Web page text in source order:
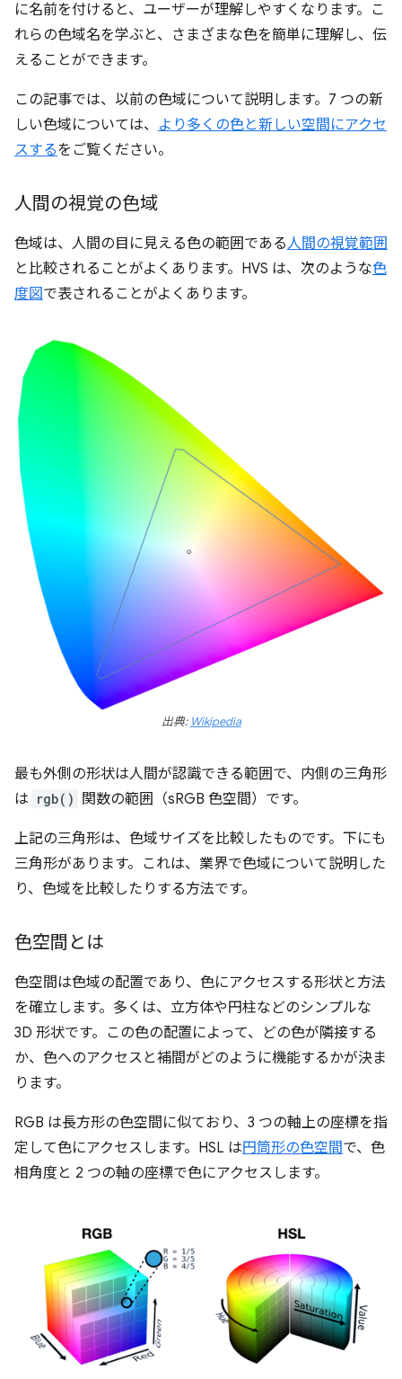
に名前を付けると、ユーザーが理解しやすくなります。こ
れらの色域名を学ぶと、さまざまな色を簡単に理解し、伝
えることができます。
この記事では、以前の色域について説明します。7 つの新
しい色域については、 より多くの色と新しい空間にアクセ
スするをご覧ください。
人間の視覚の色域
色域は、人間の目に見える色の範囲である人間の視覚範囲
と比較されることがよくあります。HVS は、次のような色
度図で表されることがよくあります。
出典: Wikipedia
最も外側の形状は人間が認識できる範囲で、内側の三角形
は rgb() 関数の範囲（sRGB 色空間）です。
上記の三角形は、色域サイズを比較したものです。下にも
三角形があります。これは、業界で色域について説明した
り、色域を比較したりする方法です。
色空間とは
色空間は色域の配置であり、色にアクセスする形状と方法
を確立します。多くは、立方体や円柱などのシンプルな
3D 形状です。この色の配置によって、どの色が隣接する
か、色へのアクセスと補間がどのように機能するかが決ま
ります。
RGB は長方形の色空間に似ており、3 つの軸上の座標を指
定して色にアクセスします。HSL は円筒形の色空間で、色
相角度と 2 つの軸の座標で色にアクセスします。